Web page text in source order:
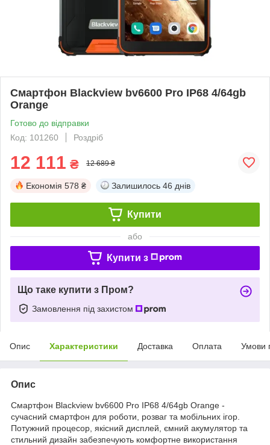
Смартфон Blackview bv6600 Pro IP68 4/64gb
Orange
Готово до відправки
Код: 101260
Роздріб
12 111 ₴ 12 689 ₴
Економія 578 ₴ Залишилось 46 днів
Купити
або
Купити з
Що таке купити з Пром?
Замовлення під захистом
Опис Характеристики Доставка Оплата Умови
Опис
Смартфон Blackview bv6600 Pro IP68 4/64gb Orange -
сучасний смартфон для роботи, розваг та мобільних ігор.
Потужний процесор, якісний дисплей, ємний акумулятор та
стильний дизайн забезпечують комфортне використання